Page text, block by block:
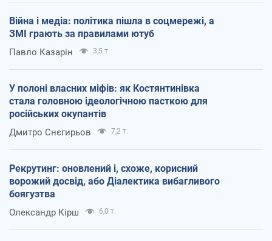
Війна і медіа: політика пішла в соцмережі, а
ЗМІ грають за правилами ютуб
Павло Казарін 3,5 т.
У полоні власних міфів: як Костянтинівка
стала головною ідеологічною пасткою для
російських окупантів
Дмитро Снєгирьов 7,2 т.
Рекрутинг: оновлений і, схоже, корисний
ворожий досвід, або Діалектика вибагливого
боягузтва
Олександр Кірш 6,0 т.